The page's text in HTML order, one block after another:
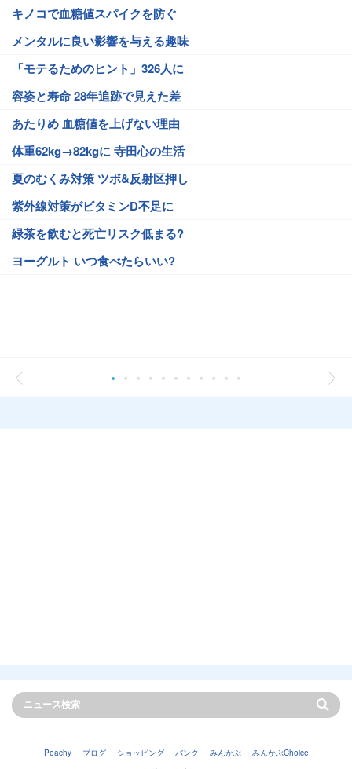
キノコで血糖値スパイクを防ぐ
メンタルに良い影響を与える趣味
「モテるためのヒント」326人に
容姿と寿命 28年追跡で見えた差
あたりめ 血糖値を上げない理由
体重62kg→82kgに 寺田心の生活
夏のむくみ対策 ツボ&反射区押し
紫外線対策がビタミンD不足に
緑茶を飲むと死亡リスク低まる?
ヨーグルト いつ食べたらいい?
Peachy ブログ ショッピング バンク みんかぶ
みんかぶChoice